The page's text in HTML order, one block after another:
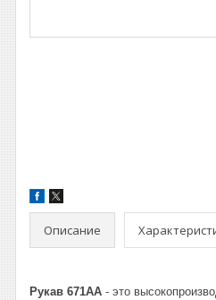
Описание
Рукав 671AA - это